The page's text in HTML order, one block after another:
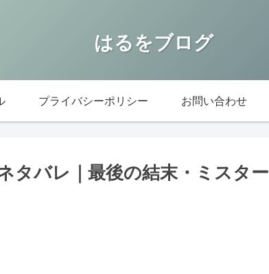
はるをブログ
プライバシーポリシー お問い合わせ
タバレ｜最後の結末・ミスター